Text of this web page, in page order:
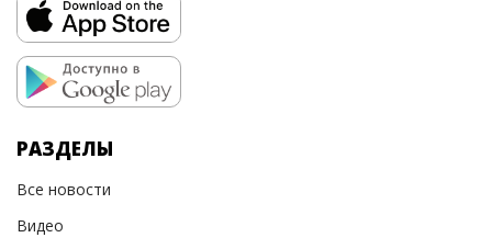
РАЗДЕЛЫ
Все новости
Видео